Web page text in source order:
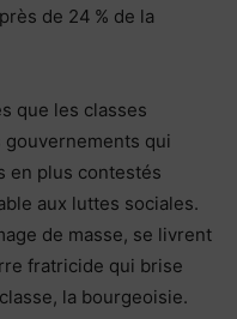
de 24 % de la
que les classes
qui
en plus contestés
aux luttes sociales.
de masse, se livrent
fratricide qui brise
la bourgeoisie.